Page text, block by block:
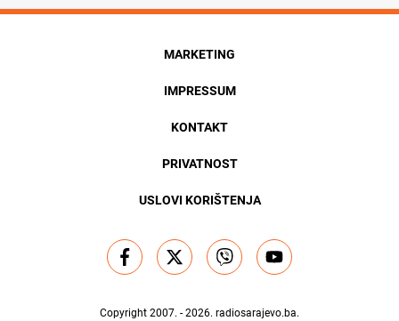
MARKETING
IMPRESSUM
KONTAKT
PRIVATNOST
USLOVI KORIŠTENJA
Copyright 2007. - 2026. radiosarajevo.ba.